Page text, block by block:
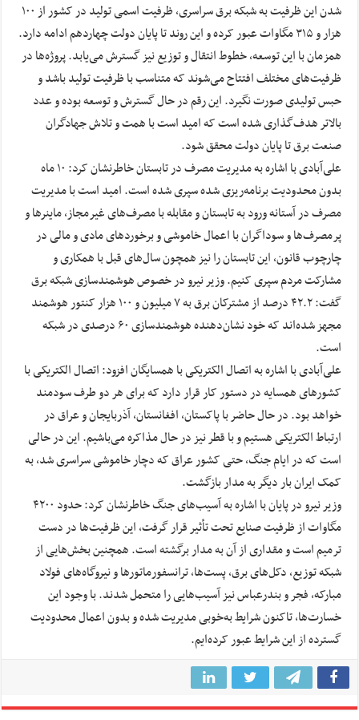
شدن این ظرفیت به شبکه برق سراسری، ظرفیت اسمی تولید در کشور از ۱۰۰
هزار و ۳۱۵ مگاوات عبور کرده و این روند تا پایان دولت چهاردهم ادامه دارد.
همزمان با این توسعه، خطوط انتقال و توزیع نیز گسترش می‌یابد. پروژه‌ها در
ظرفیت‌های مختلف افتتاح می‌شوند که متناسب با ظرفیت تولید باشد و
حبس تولیدی صورت نگیرد. این رقم در حال گسترش و توسعه بوده و عدد
بالاتر هدف‌گذاری شده است که امید است با همت و تلاش جهادگران
صنعت برق تا پایان دولت محقق شود.
علی‌آبادی با اشاره به مدیریت مصرف در تابستان خاطرنشان کرد: ۱۰ ماه
بدون محدودیت برنامه‌ریزی شده سپری شده است. امید است با مدیریت
مصرف در آستانه ورود به تابستان و مقابله با مصرف‌های غیرمجاز، ماینرها و
پرمصرف‌ها و سوداگران با اعمال خاموشی و برخوردهای مادی و مالی در
چارچوب قانون، این تابستان را نیز همچون سال‌های قبل با همکاری و
مشارکت مردم سپری کنیم. وزیر نیرو در خصوص هوشمندسازی شبکه برق
گفت: ۴۲.۲ درصد از مشترکان برق به ۷ میلیون و ۱۰۰ هزار کنتور هوشمند
مجهز شده‌اند که خود نشان‌دهنده هوشمندسازی ۶۰ درصدی در شبکه
است.
علی‌آبادی با اشاره به اتصال الکتریکی با همسایگان افزود: اتصال الکتریکی با
کشورهای همسایه در دستور کار قرار دارد که برای هر دو طرف سودمند
خواهد بود. در حال حاضر با پاکستان، افغانستان، آذربایجان و عراق در
ارتباط الکتریکی هستیم و با قطر نیز در حال مذاکره می‌باشیم. این در حالی
است که در ایام جنگ، حتی کشور عراق که دچار خاموشی سراسری شد، به
کمک ایران بار دیگر به مدار بازگشت.
وزیر نیرو در پایان با اشاره به آسیب‌های جنگ خاطرنشان کرد: حدود ۴۲۰۰
مگاوات از ظرفیت صنایع تحت تأثیر قرار گرفت، این ظرفیت‌ها در دست
ترمیم است و مقداری از آن به مدار برگشته است. همچنین بخش‌هایی از
شبکه توزیع، دکل‌های برق، پست‌ها، ترانسفورماتورها و نیروگاه‌های فولاد
مبارکه، فجر و بندرعباس نیز آسیب‌هایی را متحمل شدند. با وجود این
خسارت‌ها، تاکنون شرایط به‌خوبی مدیریت شده و بدون اعمال محدودیت
گسترده از این شرایط عبور کرده‌ایم.